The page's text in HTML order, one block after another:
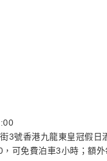
3號香港九龍東皇冠假日
可免費泊車3小時；額